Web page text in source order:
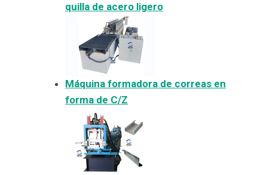
quilla de acero ligero
Máquina formadora de correas en
forma de C/Z